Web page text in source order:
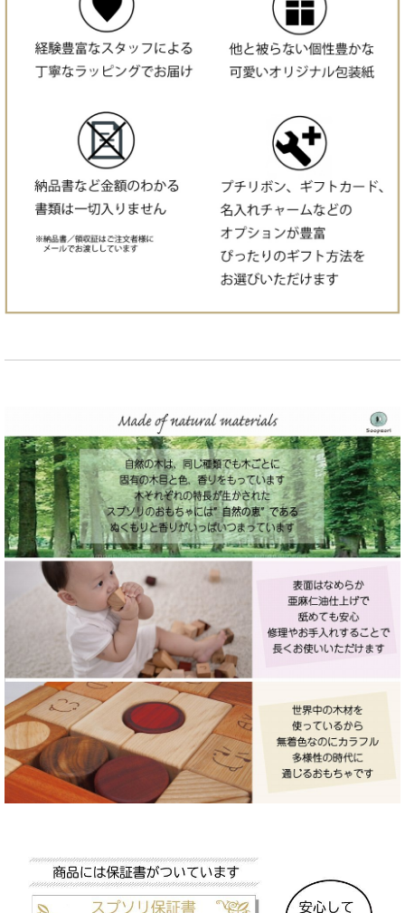
2歳におすすめ
3歳におすすめ
価格で選ぶ:¥3001〜¥5000
価格で選ぶ:¥5001〜¥8000
価格で選ぶ:¥8001〜¥10000
価格で選ぶ:¥10001〜¥20000
プレート商品
車おもちゃ
子守ふだ
ドミノ、歯固め
その他